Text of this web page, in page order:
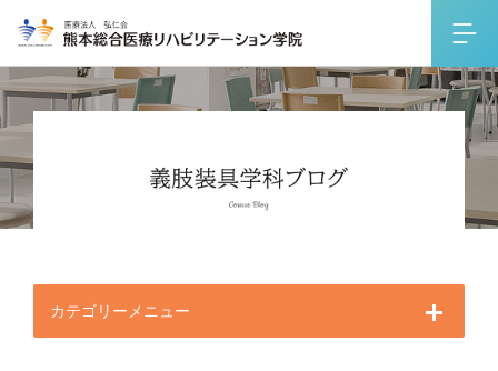
カテゴリーメニュー